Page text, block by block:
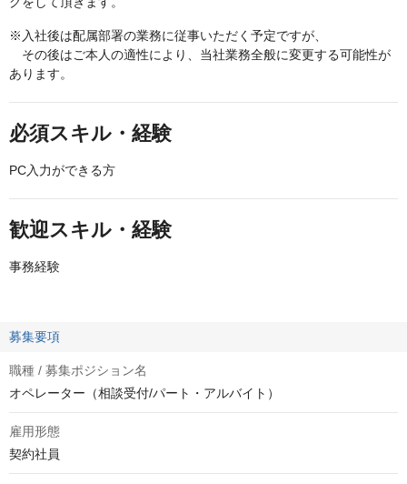
※入社後は配属部署の業務に従事いただく予定ですが、
その後はご本人の適性により、当社業務全般に変更する可能性が
あります。
必須スキル・経験
PC入力ができる方
歓迎スキル・経験
事務経験
募集要項
職種 / 募集ポジション名
オペレーター（相談受付/パート・アルバイト）
雇用形態
契約社員